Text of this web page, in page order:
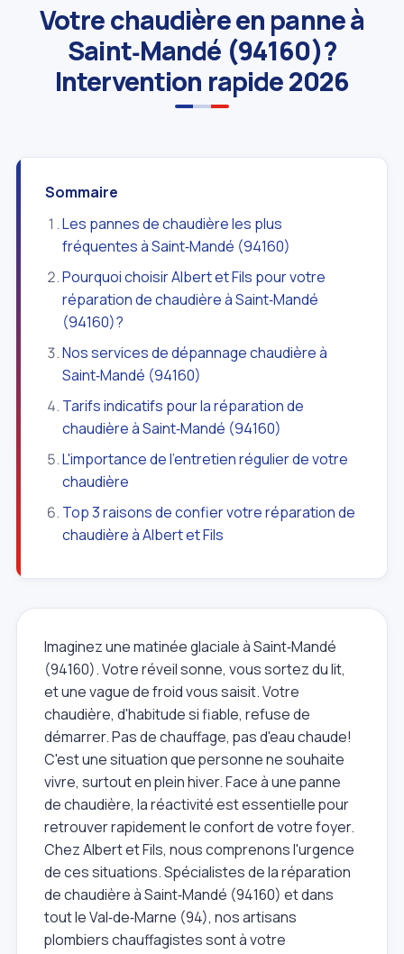
Votre chaudière en panne à
Saint‑Mandé (94160)?
Intervention rapide 2026
Sommaire
Les pannes de chaudière les plus
fréquentes à Saint‑Mandé (94160)
Pourquoi choisir Albert et Fils pour votre
réparation de chaudière à Saint‑Mandé
(94160)?
Nos services de dépannage chaudière à
Saint‑Mandé (94160)
Tarifs indicatifs pour la réparation de
chaudière à Saint‑Mandé (94160)
L'importance de l'entretien régulier de votre
chaudière
Top 3 raisons de confier votre réparation de
chaudière à Albert et Fils
Imaginez une matinée glaciale à Saint‑Mandé
(94160). Votre réveil sonne, vous sortez du lit,
et une vague de froid vous saisit. Votre
chaudière, d'habitude si fiable, refuse de
démarrer. Pas de chauffage, pas d'eau chaude!
C'est une situation que personne ne souhaite
vivre, surtout en plein hiver. Face à une panne
de chaudière, la réactivité est essentielle pour
retrouver rapidement le confort de votre foyer.
Chez Albert et Fils, nous comprenons l'urgence
de ces situations. Spécialistes de la réparation
de chaudière à Saint‑Mandé (94160) et dans
tout le Val‑de‑Marne (94), nos artisans
plombiers chauffagistes sont à votre